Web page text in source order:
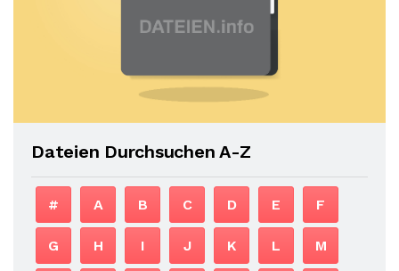
Dateien Durchsuchen A-Z
# A B C D E F
G H I J K L M